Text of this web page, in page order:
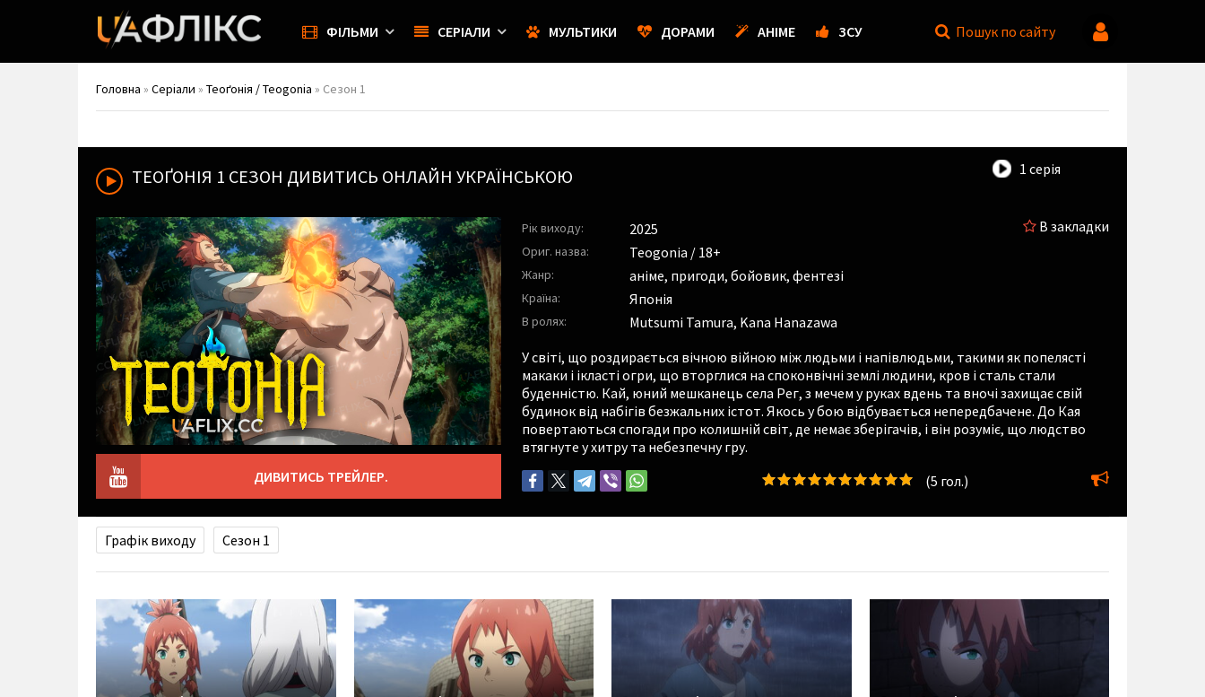
ФІЛЬМИ СЕРІАЛИ МУЛЬТИКИ ДОРАМИ АНІМЕ ЗСУ Пошук по сайту
Головна » Серіали » Теоґонія / Teogonia » Сезон 1
ТЕОҐОНІЯ 1 СЕЗОН ДИВИТИСЬ ОНЛАЙН УКРАЇНСЬКОЮ 1 серія
ДИВИТИСЬ ТРЕЙЛЕР.
В закладки
Рік виходу: 2025
Ориг. назва: Teogonia / 18+
Жанр: аніме, пригоди, бойовик, фентезі
Країна: Японія
В ролях: Mutsumi Tamura, Kana Hanazawa
У світі, що роздирається вічною війною між людьми і напівлюдьми, такими як попелясті
макаки і ікласті огри, що вторглися на споконвічні землі людини, кров і сталь стали
буденністю. Кай, юний мешканець села Рег, з мечем у руках вдень та вночі захищає свій
будинок від набігів безжальних істот. Якось у бою відбувається непередбачене. До Кая
повертаються спогади про колишній світ, де немає зберігачів, і він розуміє, що людство
втягнуте у хитру та небезпечну гру.
(5 гол.)
Графік виходу Сезон 1